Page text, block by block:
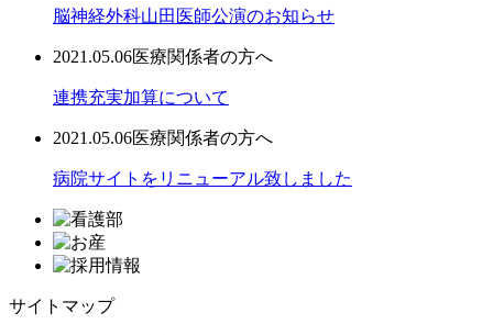
脳神経外科山田医師公演のお知らせ
2021.05.06医療関係者の方へ
連携充実加算について
2021.05.06医療関係者の方へ
病院サイトをリニューアル致しました
サイトマップ